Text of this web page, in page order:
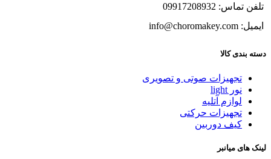
تلفن تماس: 09917208932
ایمیل: info@choromakey.com
دسته بندی کالا
تجهیزات صوتی و تصویری
نور light
لوازم آتلیه
تجهیزات حرکتی
کیف دوربین
لینک های میانبر